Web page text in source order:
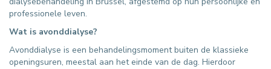
professionele leven.
Wat is avonddialyse?
Avonddialyse is een behandelingsmoment buiten de klassieke
openingsuren, meestal aan het einde van de dag. Hierdoor